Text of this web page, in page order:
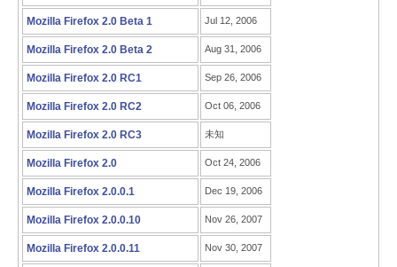
Mozilla Firefox 2.0 Beta 1 Jul 12, 2006
Mozilla Firefox 2.0 Beta 2 Aug 31, 2006
Mozilla Firefox 2.0 RC1 Sep 26, 2006
Mozilla Firefox 2.0 RC2 Oct 06, 2006
Mozilla Firefox 2.0 RC3 未知
Mozilla Firefox 2.0 Oct 24, 2006
Mozilla Firefox 2.0.0.1 Dec 19, 2006
Mozilla Firefox 2.0.0.10 Nov 26, 2007
Mozilla Firefox 2.0.0.11 Nov 30, 2007